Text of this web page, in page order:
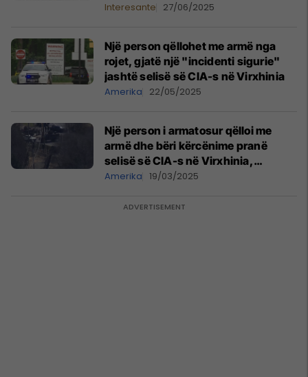
Interesante 27/06/2025
Një person qëllohet me armë nga
rojet, gjatë një "incidenti sigurie"
jashtë selisë së CIA-s në Virxhinia
Amerika 22/05/2025
Një person i armatosur qëlloi me
armë dhe bëri kërcënime pranë
selisë së CIA-s në Virxhinia,
“reagim masiv” i policisë
Amerika 19/03/2025